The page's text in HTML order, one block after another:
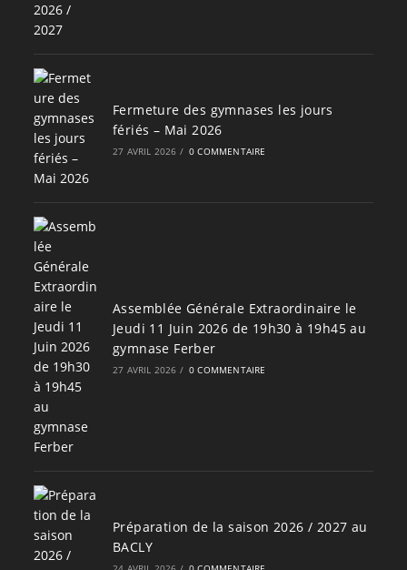
Fermeture des gymnases les jours
fériés – Mai 2026
27 AVRIL 2026 / 0 COMMENTAIRE
Assemblée Générale Extraordinaire le
Jeudi 11 Juin 2026 de 19h30 à 19h45 au
gymnase Ferber
27 AVRIL 2026 / 0 COMMENTAIRE
Préparation de la saison 2026 / 2027 au
BACLY